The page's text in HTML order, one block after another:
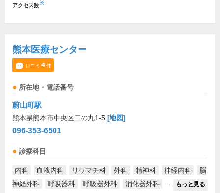
アクセス数※
熊本医療センター
口コミ 4件
所在地・電話番号
蔚山町駅
熊本県熊本市中央区二の丸1-5 [地図]
096-353-6501
診療科目
内科 血液内科 リウマチ科 外科 精神科 神経内科
脳
神経外科
呼吸器科 呼吸器外科 消化器外科 もっと見る